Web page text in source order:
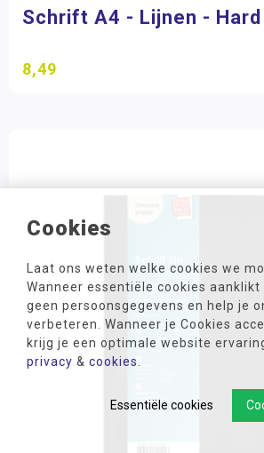
Cookies
Laat ons weten welke cookies we
Wanneer essentiële cookies
geen persoonsgegevens en help je
verbeteren. Wanneer je Cookies
krijg je een optimale website
privacy & cookies
Essentiële cookies
Schrift A4 - Lijnen -
8,49